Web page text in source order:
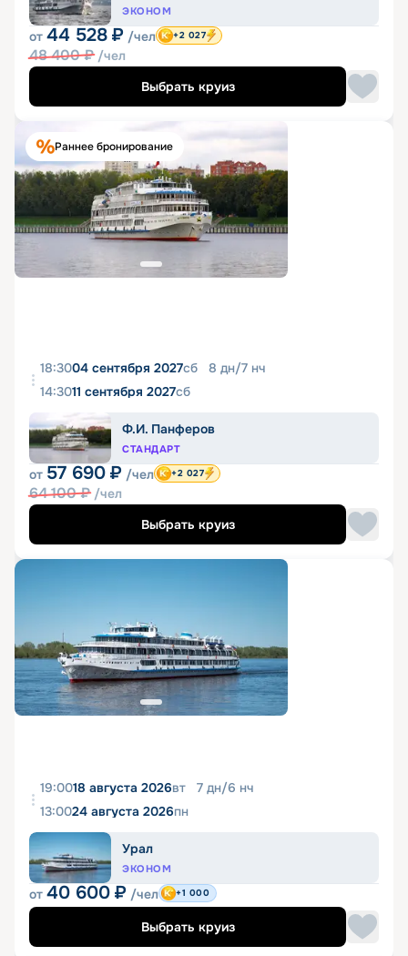
ЭКОНОМ
от 44 528 ₽ /чел
48 400₽ /чел
+2 027
Выбрать круиз
Раннее бронирование
18:3004 сентября 2027сб 8 дн/7 нч
14:3011 сентября 2027сб
Ф.И. Панферов
СТАНДАРТ
от 57 690 ₽ /чел
64 100₽ /чел
+2 027
Выбрать круиз
19:0018 августа 2026вт 7 дн/6 нч
13:0024 августа 2026пн
Урал
ЭКОНОМ
от 40 600 ₽ /чел +1 000
Выбрать круиз